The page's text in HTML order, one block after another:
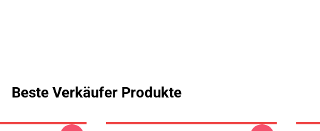
Beste Verkäufer Produkte